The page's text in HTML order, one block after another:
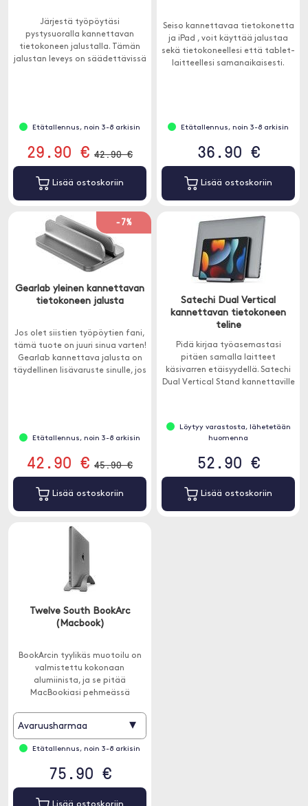
Järjestä työpöytäsi
pystysuoralla kannettavan
tietokoneen jalustalla. Tämän
jalustan leveys on säädettävissä
Etätallennus, noin 3-8 arkisin
29.90 € 42.90 €
Lisää ostoskoriin
Seiso kannettavaa tietokonetta
ja iPad , voit käyttää jalustaa
sekä tietokoneellesi että tablet-
laitteellesi samanaikaisesti.
Etätallennus, noin 3-8 arkisin
36.90 €
Lisää ostoskoriin
-7%
Gearlab yleinen kannettavan
tietokoneen jalusta
Jos olet siistien työpöytien fani,
tämä tuote on juuri sinua varten!
Gearlab kannettava jalusta on
täydellinen lisävaruste sinulle, jos
Etätallennus, noin 3-8 arkisin
42.90 € 45.90 €
Lisää ostoskoriin
Satechi Dual Vertical
kannettavan tietokoneen
teline
Pidä kirjaa työasemastasi
pitäen samalla laitteet
käsivarren etäisyydellä. Satechi
Dual Vertical Stand kannettaville
Löytyy varastosta, lähetetään
huomenna
52.90 €
Lisää ostoskoriin
Twelve South BookArc
(Macbook)
BookArcin tyylikäs muotoilu on
valmistettu kokonaan
alumiinista, ja se pitää
MacBookiasi pehmeässä
tietokoneeseen.
Avaruusharmaa ▾
Etätallennus, noin 3-8 arkisin
75.90 €